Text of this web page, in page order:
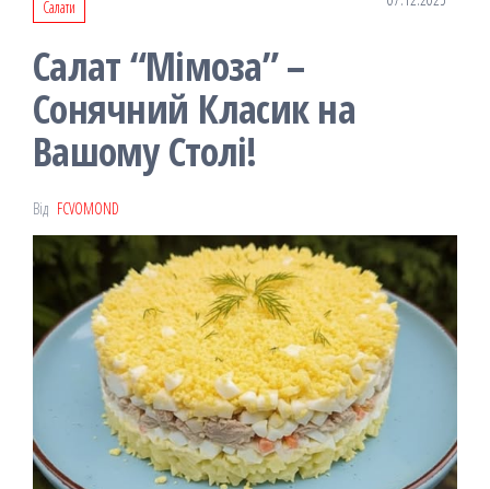
Салати
Салат “Мімоза” –
Сонячний Класик на
Вашому Столі!
Від FCVOMOND